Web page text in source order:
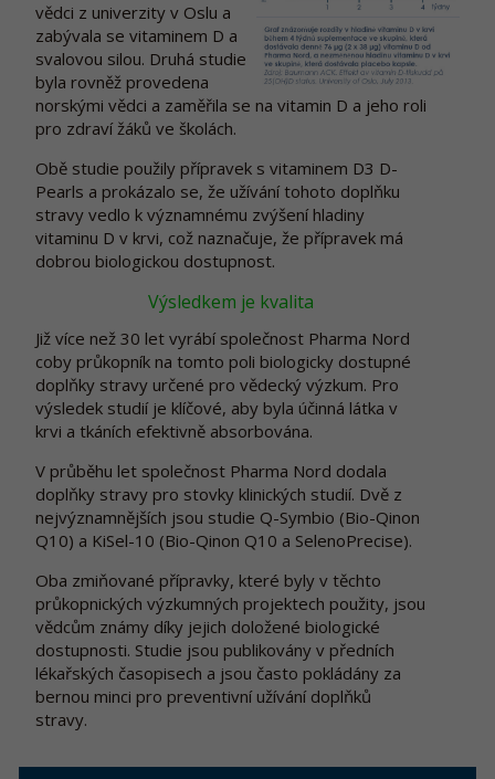
vědci z univerzity v Oslu a
zabývala se vitaminem D a
svalovou silou. Druhá studie
byla rovněž provedena
norskými vědci a zaměřila se na vitamin D a jeho roli
pro zdraví žáků ve školách.
Obě studie použily přípravek s vitaminem D3 D-
Pearls a prokázalo se, že užívání tohoto doplňku
stravy vedlo k významnému zvýšení hladiny
vitaminu D v krvi, což naznačuje, že přípravek má
dobrou biologickou dostupnost.
Výsledkem je kvalita
Již více než 30 let vyrábí společnost Pharma Nord
coby průkopník na tomto poli biologicky dostupné
doplňky stravy určené pro vědecký výzkum. Pro
výsledek studií je klíčové, aby byla účinná látka v
krvi a tkáních efektivně absorbována.
V průběhu let společnost Pharma Nord dodala
doplňky stravy pro stovky klinických studií. Dvě z
nejvýznamnějších jsou studie Q-Symbio (Bio-Qinon
Q10) a KiSel-10 (Bio-Qinon Q10 a SelenoPrecise).
Oba zmiňované přípravky, které byly v těchto
průkopnických výzkumných projektech použity, jsou
vědcům známy díky jejich doložené biologické
dostupnosti. Studie jsou publikovány v předních
lékařských časopisech a jsou často pokládány za
bernou minci pro preventivní užívání doplňků
stravy.